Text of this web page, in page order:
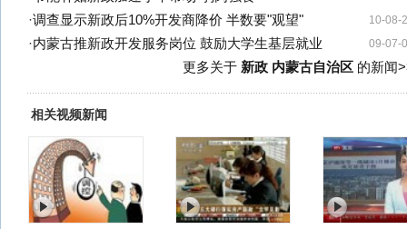
10-08-
·调查显示新政后10%开发商降价 半数要"观望"
09-07-
·内蒙古推新政开发服务岗位 鼓励大学生基层就业
更多关于 新政 内蒙古自治区 的新闻
相关视频新闻